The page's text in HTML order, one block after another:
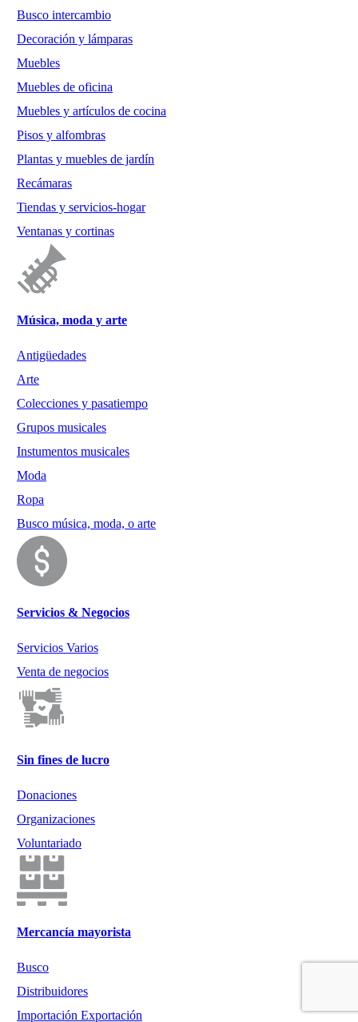
Busco intercambio
Decoración y lámparas
Muebles
Muebles de oficina
Muebles y artículos de cocina
Pisos y alfombras
Plantas y muebles de jardín
Recámaras
Tiendas y servicios-hogar
Ventanas y cortinas
Música, moda y arte
Antigüedades
Arte
Colecciones y pasatiempo
Grupos musicales
Instumentos musicales
Moda
Ropa
Busco música, moda, o arte
Servicios & Negocios
Servicios Varios
Venta de negocios
Sin fines de lucro
Donaciones
Organizaciones
Voluntariado
Mercancía mayorista
Busco
Distribuidores
Importación Exportación